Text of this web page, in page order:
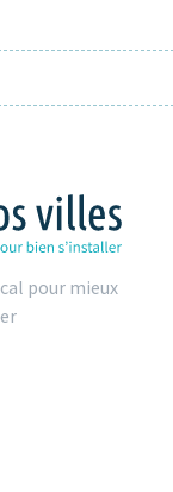
pour mieux